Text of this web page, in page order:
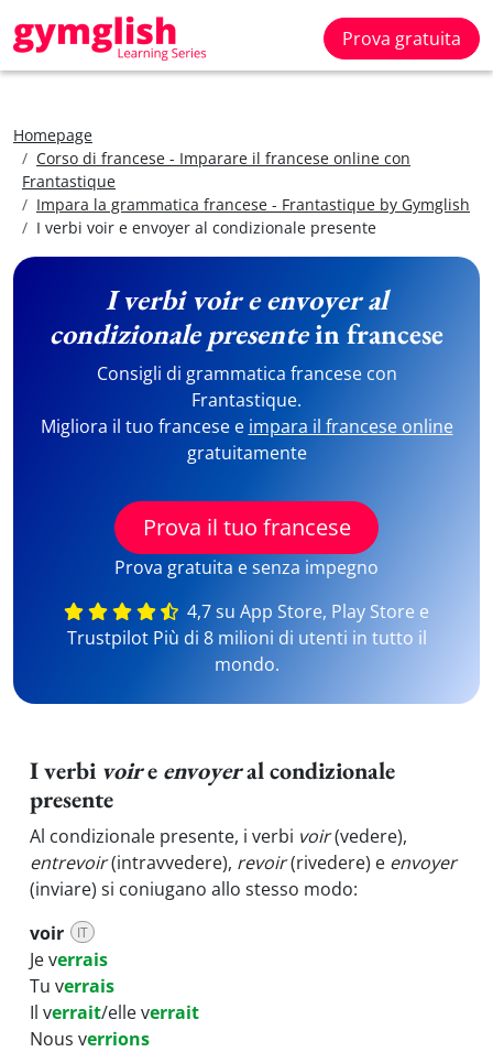
Prova gratuita
Homepage
Corso di francese - Imparare il francese online con
Frantastique
Impara la grammatica francese - Frantastique by Gymglish
I verbi voir e envoyer al condizionale presente
I verbi voir e envoyer al
condizionale presentein francese
Consigli di grammatica francese con
Frantastique.
Migliora il tuo francese e impara il francese online
gratuitamente
Prova il tuo francese
Prova gratuita e senza impegno
4,7 su App Store, Play Store e
Trustpilot Più di 8 milioni di utenti in tutto il
mondo.
I verbi voire envoyeral condizionale
presente
Al condizionale presente, i verbi voir(vedere),
entrevoir(intravvedere), revoir(rivedere) e envoyer
(inviare) si coniugano allo stesso modo:
voir
IT
Je verrais
Tu verrais
Il verrait/elle verrait
Nous verrions